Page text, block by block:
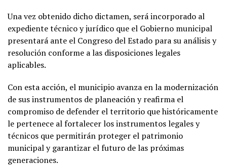
Una vez obtenido dicho dictamen, será incorporado al
expediente técnico y jurídico que el Gobierno municipal
presentará ante el Congreso del Estado para su análisis y
resolución conforme a las disposiciones legales
aplicables.
Con esta acción, el municipio avanza en la modernización
de sus instrumentos de planeación y reafirma el
compromiso de defender el territorio que históricamente
le pertenece al fortalecer los instrumentos legales y
técnicos que permitirán proteger el patrimonio
municipal y garantizar el futuro de las próximas
generaciones.